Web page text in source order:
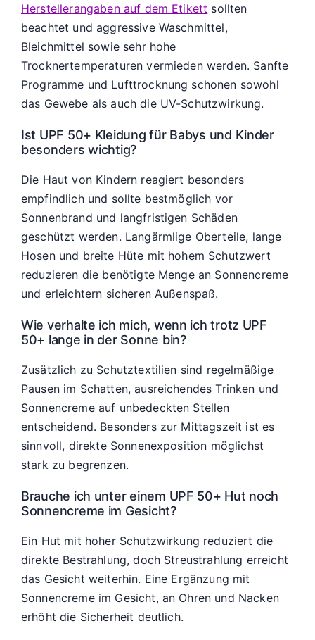
Herstellerangaben auf dem Etikett sollten
beachtet und aggressive Waschmittel,
Bleichmittel sowie sehr hohe
Trocknertemperaturen vermieden werden. Sanfte
Programme und Lufttrocknung schonen sowohl
das Gewebe als auch die UV-Schutzwirkung.
Ist UPF 50+ Kleidung für Babys und Kinder
besonders wichtig?
Die Haut von Kindern reagiert besonders
empfindlich und sollte bestmöglich vor
Sonnenbrand und langfristigen Schäden
geschützt werden. Langärmlige Oberteile, lange
Hosen und breite Hüte mit hohem Schutzwert
reduzieren die benötigte Menge an Sonnencreme
und erleichtern sicheren Außenspaß.
Wie verhalte ich mich, wenn ich trotz UPF
50+ lange in der Sonne bin?
Zusätzlich zu Schutztextilien sind regelmäßige
Pausen im Schatten, ausreichendes Trinken und
Sonnencreme auf unbedeckten Stellen
entscheidend. Besonders zur Mittagszeit ist es
sinnvoll, direkte Sonnenexposition möglichst
stark zu begrenzen.
Brauche ich unter einem UPF 50+ Hut noch
Sonnencreme im Gesicht?
Ein Hut mit hoher Schutzwirkung reduziert die
direkte Bestrahlung, doch Streustrahlung erreicht
das Gesicht weiterhin. Eine Ergänzung mit
Sonnencreme im Gesicht, an Ohren und Nacken
erhöht die Sicherheit deutlich.